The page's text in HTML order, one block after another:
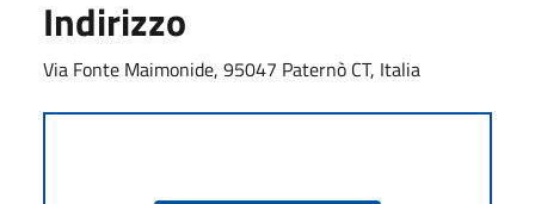
Indirizzo
Via Fonte Maimonide, 95047 Paternò CT, Italia